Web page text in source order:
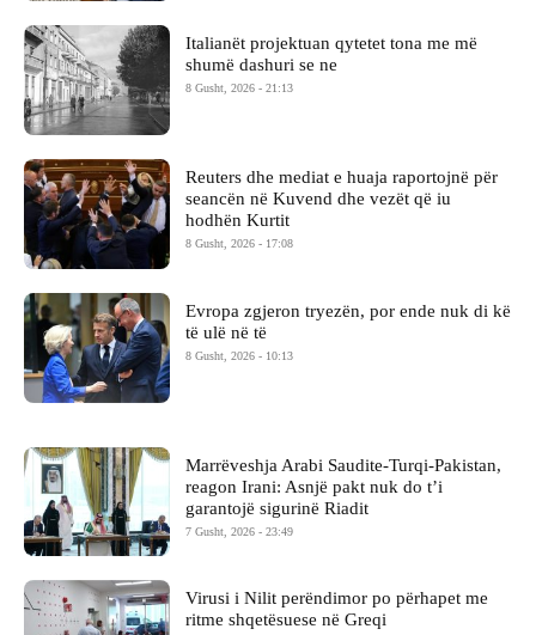
Italianët projektuan qytetet tona me më
shumë dashuri se ne
8 Gusht, 2026 - 21:13
Reuters dhe mediat e huaja raportojnë për
seancën në Kuvend dhe vezët që iu
hodhën Kurtit
8 Gusht, 2026 - 17:08
Evropa zgjeron tryezën, por ende nuk di kë
të ulë në të
8 Gusht, 2026 - 10:13
Marrëveshja Arabi Saudite-Turqi-Pakistan,
reagon Irani: Asnjë pakt nuk do t’i
garantojë sigurinë Riadit
7 Gusht, 2026 - 23:49
Virusi i Nilit perëndimor po përhapet me
ritme shqetësuese në Greqi